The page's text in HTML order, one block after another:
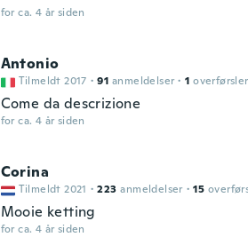
for ca. 4 år siden
Antonio
Tilmeldt 2017 · 91 anmeldelser · 1 overførsler
Come da descrizione
for ca. 4 år siden
Corina
Tilmeldt 2021 · 223 anmeldelser · 15
Mooie ketting
for ca. 4 år siden